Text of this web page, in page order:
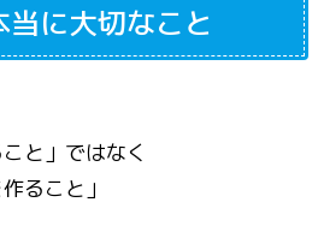
に大切なこと
と」ではなく
ること」